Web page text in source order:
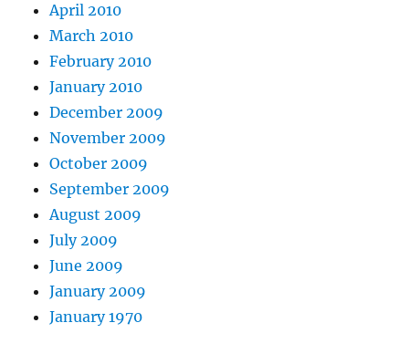
April 2010
March 2010
February 2010
January 2010
December 2009
November 2009
October 2009
September 2009
August 2009
July 2009
June 2009
January 2009
January 1970